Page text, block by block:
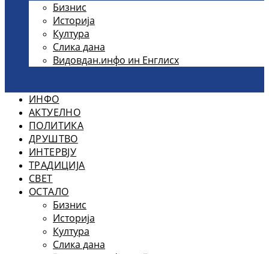
Бизнис
Историја
Култура
Слика дана
Видовдан.инфо ин Енглисх
ИНФО
АКТУЕЛНО
ПОЛИТИКА
ДРУШТВО
ИНТЕРВЈУ
ТРАДИЦИЈА
СВЕТ
ОСТАЛО
Бизнис
Историја
Култура
Слика дана